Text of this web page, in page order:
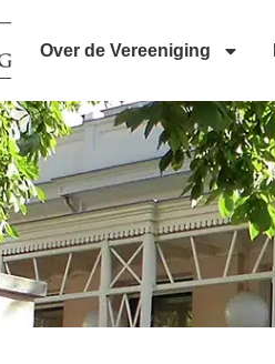
Over de Vereeniging